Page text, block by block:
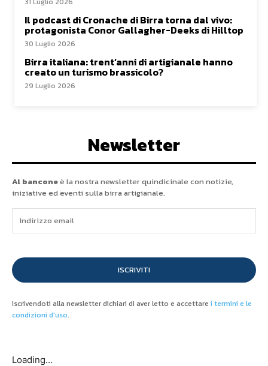
Il podcast di Cronache di Birra torna dal vivo:
protagonista Conor Gallagher-Deeks di Hilltop
30 Luglio 2026
Birra italiana: trent’anni di artigianale hanno
creato un turismo brassicolo?
29 Luglio 2026
Newsletter
Al banconeè la nostra newsletter quindicinale con notizie,
iniziative ed eventi sulla birra artigianale.
ISCRIVITI
Iscrivendoti alla newsletter dichiari di aver letto e accettare i termini e le
condizioni d'uso.
Loading...